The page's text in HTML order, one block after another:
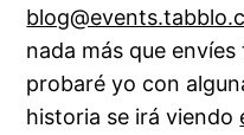
nada más que
probaré yo con
historia se irá viendo